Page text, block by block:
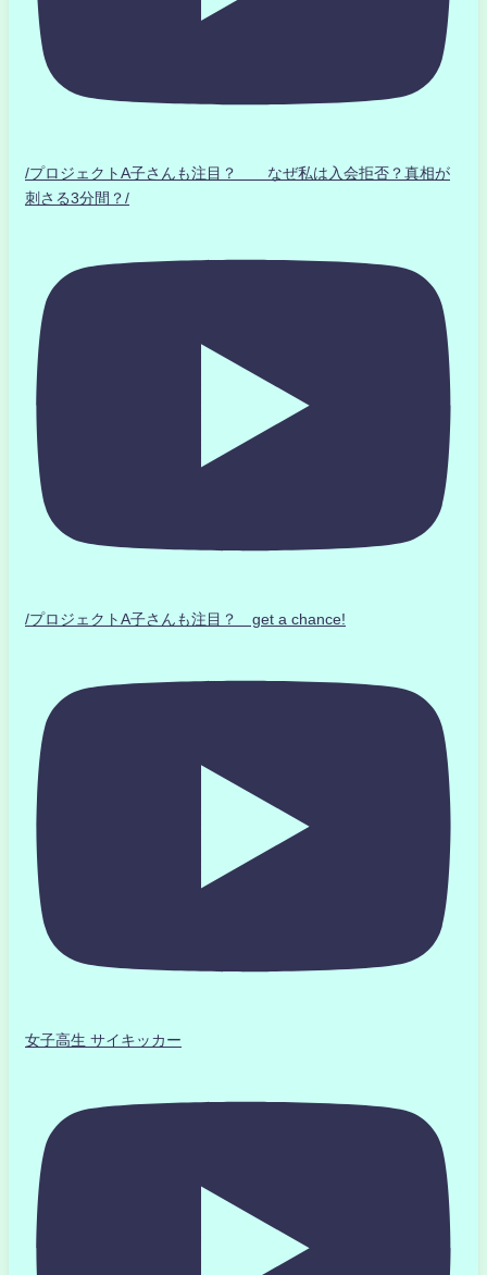
/プロジェクトA子さんも注目？ なぜ私は入会拒否？真相が
刺さる3分間？/
/プロジェクトA子さんも注目？ get a chance!
女子高生 サイキッカー